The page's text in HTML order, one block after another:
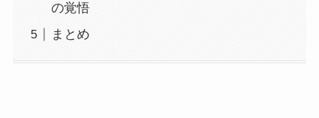
の覚悟
まとめ